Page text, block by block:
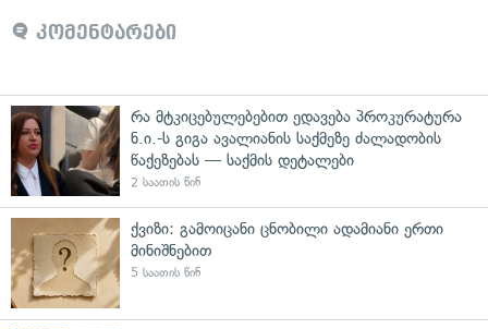
კომენტარები
რა მტკიცებულებებით ედავება პროკურატურა
ნ.ი.-ს გიგა ავალიანის საქმეზე ძალადობის
წაქეზებას — საქმის დეტალები
2 საათის წინ
ქვიზი: გამოიცანი ცნობილი ადამიანი ერთი
მინიშნებით
5 საათის წინ